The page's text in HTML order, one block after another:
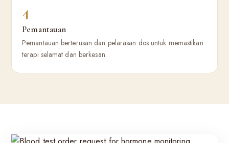
4
Pemantauan
Pemantauan berterusan dan pelarasan dos untuk memastikan
terapi selamat dan berkesan.